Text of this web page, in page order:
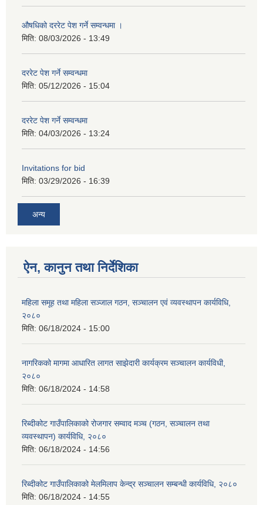
औषधिको दररेट पेश गर्ने सम्वन्धमा ।
मिति: 08/03/2026 - 13:49
दररेट पेश गर्ने सम्वन्धमा
मिति: 05/12/2026 - 15:04
दररेट पेश गर्ने सम्वन्धमा
मिति: 04/03/2026 - 13:24
Invitations for bid
मिति: 03/29/2026 - 16:39
अन्य
ऐन, कानुन तथा निर्देशिका
महिला समूह तथा महिला सञ्जाल गठन, सञ्चालन एवं व्यवस्थापन कार्यविधि,
२०८०
मिति: 06/18/2024 - 15:00
नागरिकको मागमा आधारित लागत साझेदारी कार्यक्रम सञ्चालन कार्यविधी,
२०८०
मिति: 06/18/2024 - 14:58
रिब्दीकोट गाउँपालिकाको रोजगार सम्वाद मञ्च (गठन, सञ्चालन तथा
व्यवस्थापन) कार्यविधि, २०८०
मिति: 06/18/2024 - 14:56
रिब्दीकोट गाउँपालिकाको मेलमिलाप केन्द्र सञ्चालन सम्बन्धी कार्यविधि, २०८०
मिति: 06/18/2024 - 14:55